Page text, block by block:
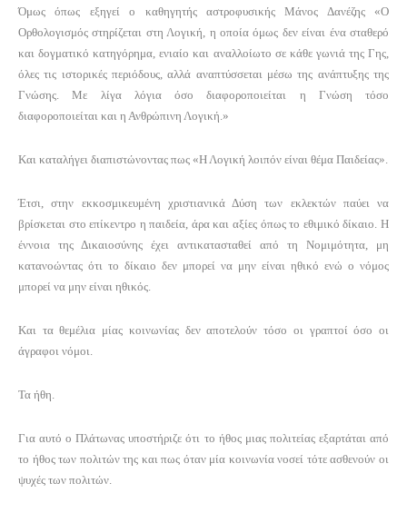
Όμως όπως εξηγεί ο καθηγητής αστροφυσικής Μάνος Δανέζης «Ο
Ορθολογισμός στηρίζεται στη Λογική, η οποία όμως δεν είναι ένα σταθερό
και δογματικό κατηγόρημα, ενιαίο και αναλλοίωτο σε κάθε γωνιά της Γης,
όλες τις ιστορικές περιόδους, αλλά αναπτύσσεται μέσω της ανάπτυξης της
Γνώσης. Με λίγα λόγια όσο διαφοροποιείται η Γνώση τόσο
διαφοροποιείται και η Ανθρώπινη Λογική.»
Και καταλήγει διαπιστώνοντας πως «Η Λογική λοιπόν είναι θέμα Παιδείας».
Έτσι, στην εκκοσμικευμένη χριστιανικά Δύση των εκλεκτών παύει να
βρίσκεται στο επίκεντρο η παιδεία, άρα και αξίες όπως το εθιμικό δίκαιο. Η
έννοια της Δικαιοσύνης έχει αντικατασταθεί από τη Νομιμότητα, μη
κατανοώντας ότι το δίκαιο δεν μπορεί να μην είναι ηθικό ενώ ο νόμος
μπορεί να μην είναι ηθικός.
Και τα θεμέλια μίας κοινωνίας δεν αποτελούν τόσο οι γραπτοί όσο οι
άγραφοι νόμοι.
Τα ήθη.
Για αυτό ο Πλάτωνας υποστήριζε ότι το ήθος μιας πολιτείας εξαρτάται από
το ήθος των πολιτών της και πως όταν μία κοινωνία νοσεί τότε ασθενούν οι
ψυχές των πολιτών.